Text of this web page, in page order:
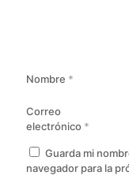
Nombre *
Correo
electrónico *
Guarda mi
navegador para la